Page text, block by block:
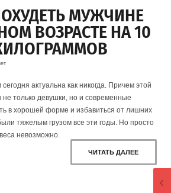
МУЖЧИНЕ
ВОЗРАСТЕ НА 10
актуальна как никогда. Причем этой
только девушки, но и современные
в хорошей форме и избавиться от лишних
тяжелым грузом все эти годы. Но просто
невозможно.
ЧИТАТЬ ДАЛЕЕ